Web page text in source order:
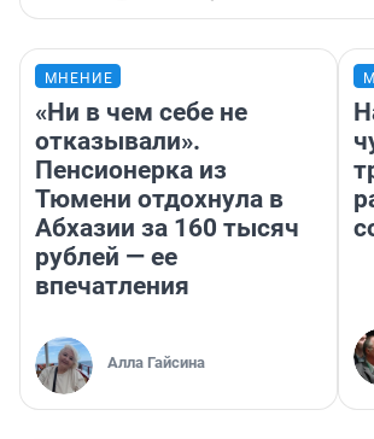
МНЕНИЕ
«Ни в чем себе не
отказывали».
Пенсионерка из
Тюмени отдохнула в
Абхазии за 160 тысяч
рублей — ее
впечатления
Алла Гайсина